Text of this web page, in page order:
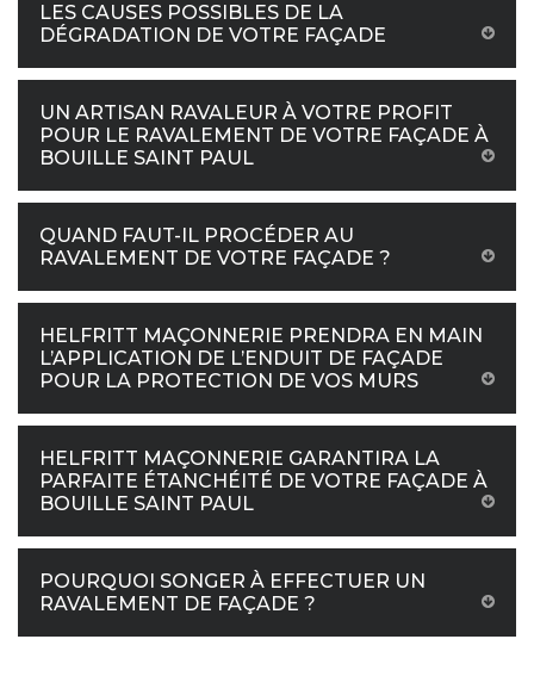
LES CAUSES POSSIBLES DE LA
DÉGRADATION DE VOTRE FAÇADE
UN ARTISAN RAVALEUR À VOTRE PROFIT
POUR LE RAVALEMENT DE VOTRE FAÇADE À
BOUILLE SAINT PAUL
QUAND FAUT-IL PROCÉDER AU
RAVALEMENT DE VOTRE FAÇADE ?
HELFRITT MAÇONNERIE PRENDRA EN MAIN
L’APPLICATION DE L’ENDUIT DE FAÇADE
POUR LA PROTECTION DE VOS MURS
HELFRITT MAÇONNERIE GARANTIRA LA
PARFAITE ÉTANCHÉITÉ DE VOTRE FAÇADE À
BOUILLE SAINT PAUL
POURQUOI SONGER À EFFECTUER UN
RAVALEMENT DE FAÇADE ?